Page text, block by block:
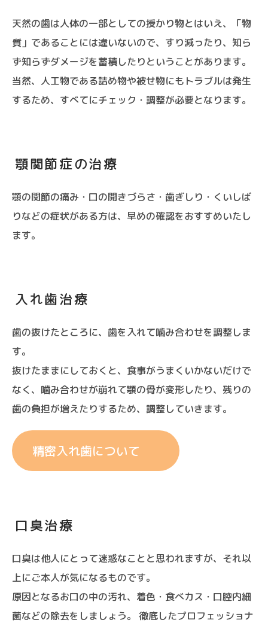
天然の歯は人体の一部としての授かり物とはいえ、「物
質」であることには違いないので、すり減ったり、知ら
ず知らずダメージを蓄積したりということがあります。
当然、人工物である詰め物や被せ物にもトラブルは発生
するため、すべてにチェック・調整が必要となります。
顎関節症の治療
顎の関節の痛み・口の開きづらさ・歯ぎしり・くいしば
りなどの症状がある方は、早めの確認をおすすめいたし
ます。
入れ歯治療
歯の抜けたところに、歯を入れて噛み合わせを調整しま
す。
抜けたままにしておくと、食事がうまくいかないだけで
なく、噛み合わせが崩れて顎の骨が変形したり、残りの
歯の負担が増えたりするため、調整していきます。
精密入れ歯について
口臭治療
口臭は他人にとって迷惑なことと思われますが、それ以
上にご本人が気になるものです。
原因となるお口の中の汚れ、着色・食べカス・口腔内細
菌などの除去をしましょう。 徹底したプロフェッショナ